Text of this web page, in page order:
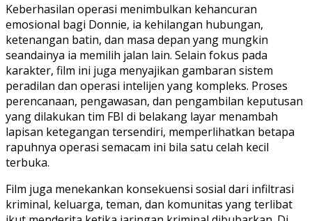
Keberhasilan operasi menimbulkan kehancuran
emosional bagi Donnie, ia kehilangan hubungan,
ketenangan batin, dan masa depan yang mungkin
seandainya ia memilih jalan lain. Selain fokus pada
karakter, film ini juga menyajikan gambaran sistem
peradilan dan operasi intelijen yang kompleks. Proses
perencanaan, pengawasan, dan pengambilan keputusan
yang dilakukan tim FBI di belakang layar menambah
lapisan ketegangan tersendiri, memperlihatkan betapa
rapuhnya operasi semacam ini bila satu celah kecil
terbuka.
Film juga menekankan konsekuensi sosial dari infiltrasi
kriminal, keluarga, teman, dan komunitas yang terlibat